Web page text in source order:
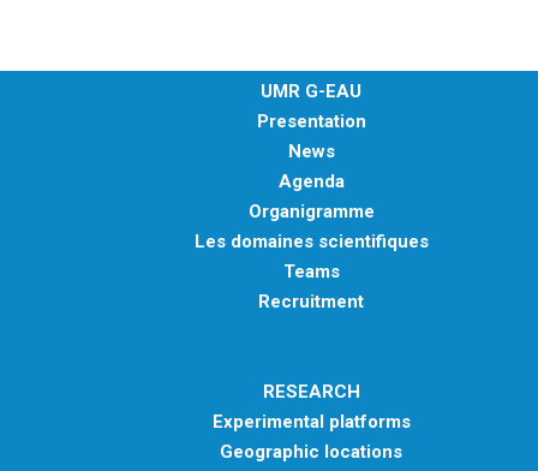
UMR G-EAU
Presentation
News
Agenda
Organigramme
Les domaines scientifiques
Teams
Recruitment
RESEARCH
Experimental platforms
Geographic locations